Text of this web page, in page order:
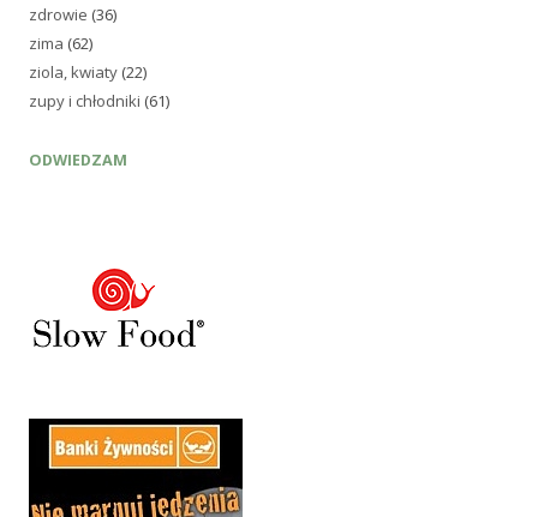
zdrowie (36)
zima (62)
ziola, kwiaty (22)
zupy i chłodniki (61)
ODWIEDZAM